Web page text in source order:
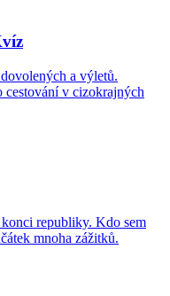
a výletů.
cestování v cizokrajných
konci republiky. Kdo sem
mnoha zážitků.